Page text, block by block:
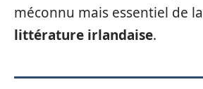
méconnu mais essentiel de la
littérature irlandaise.